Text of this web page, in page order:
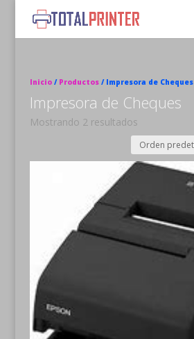
Inicio/ Productos/ Impresora de Cheques
Impresora de Cheques
Mostrando 2 resultados